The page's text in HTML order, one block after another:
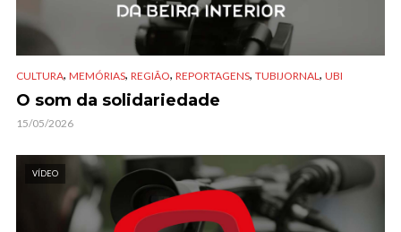
CULTURA, MEMÓRIAS, REGIÃO, REPORTAGENS, TUBIJORNAL , UBI
O som da solidariedade
15/05/2026
VÍDEO